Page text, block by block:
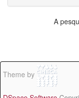
A
Theme by